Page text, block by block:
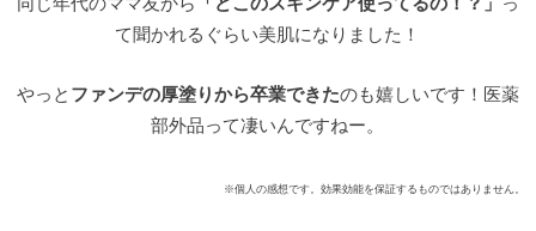
て聞かれるぐらい美肌になりました！
やっと ファンデの厚塗りから卒業できたのも嬉しいです！医薬
部外品って凄いんですねー。
※個人の感想です。効果効能を保証するものではありません。